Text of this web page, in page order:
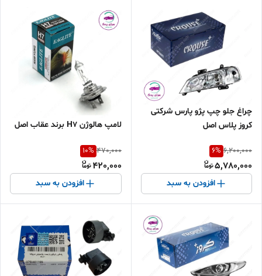
چراغ جلو چپ پژو پارس شرکتی
کروز پلاس اصل
6,200,000
6%
5,780,000
افزودن به سبد
لامپ هالوژن H7 برند عقاب اصل
470,000
10%
420,000
افزودن به سبد